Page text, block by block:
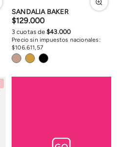
SANDALIA BAKER
$129.000
Precio sin impuestos nacionales:
$106.611, 57
3 cuotas de$43.000